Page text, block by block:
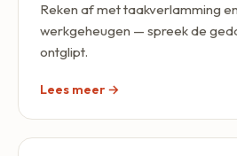
Reken af met taakverlamming
werkgeheugen — spreek de
ontglipt.
Lees meer →